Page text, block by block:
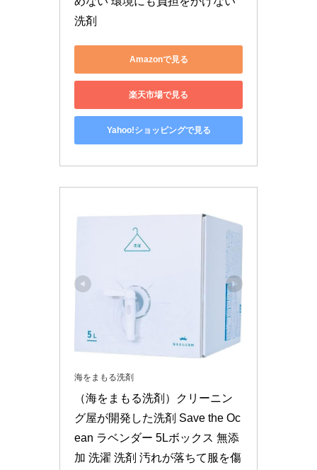
洗剤
Amazonで見る
楽天市場で見る
Yahoo!ショッピングで見る
海をまもる洗剤
（海をまもる洗剤）クリーニン
グ屋が開発した洗剤 Save the Oc
ean ラベンダー 5Lボックス 無添
加 洗濯 洗剤 汚れが落ちて服を傷